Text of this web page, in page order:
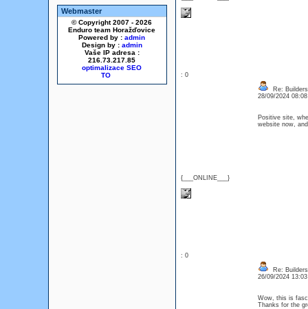
Webmaster
© Copyright 2007 - 2026
Enduro team Horažďovice
Powered by : admin
Design by : admin
Vaše IP adresa :
216.73.217.85
optimalizace SEO
: 0
{___ONLINE___}
Re:
28/09/2024
Positive site,
website now,
: 0
Re:
26/09/2024
Wow, this is
Thanks for the